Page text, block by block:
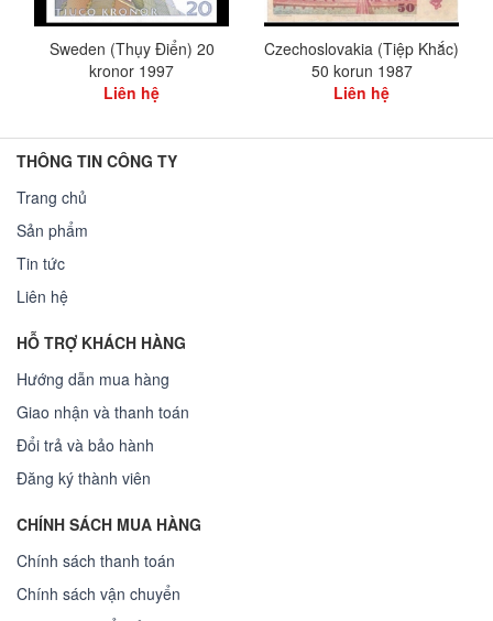
Sweden (Thụy Điển) 20
kronor 1997
Liên hệ
Czechoslovakia (Tiệp Khắc)
50 korun 1987
Liên hệ
THÔNG TIN CÔNG TY
Trang chủ
Sản phẩm
Tin tức
Liên hệ
HỖ TRỢ KHÁCH HÀNG
Hướng dẫn mua hàng
Giao nhận và thanh toán
Đổi trả và bảo hành
Đăng ký thành viên
CHÍNH SÁCH MUA HÀNG
Chính sách thanh toán
Chính sách vận chuyển